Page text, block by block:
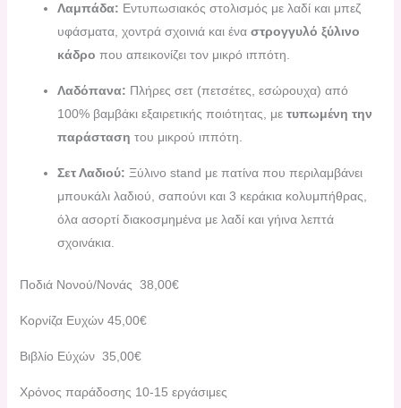
Λαμπάδα: Εντυπωσιακός στολισμός με λαδί και μπεζ
υφάσματα, χοντρά σχοινιά και ένα στρογγυλό ξύλινο
κάδρο που απεικονίζει τον μικρό ιππότη.
Λαδόπανα: Πλήρες σετ (πετσέτες, εσώρουχα) από
100% βαμβάκι εξαιρετικής ποιότητας, με τυπωμένη την
παράσταση του μικρού ιππότη.
Σετ Λαδιού: Ξύλινο stand με πατίνα που περιλαμβάνει
μπουκάλι λαδιού, σαπούνι και 3 κεράκια κολυμπήθρας,
όλα ασορτί διακοσμημένα με λαδί και γήινα λεπτά
σχοινάκια.
Ποδιά Νονού/Νονάς 38,00€
Κορνίζα Ευχών 45,00€
Βιβλίο Εύχών 35,00€
Χρόνος παράδοσης 10-15 εργάσιμες